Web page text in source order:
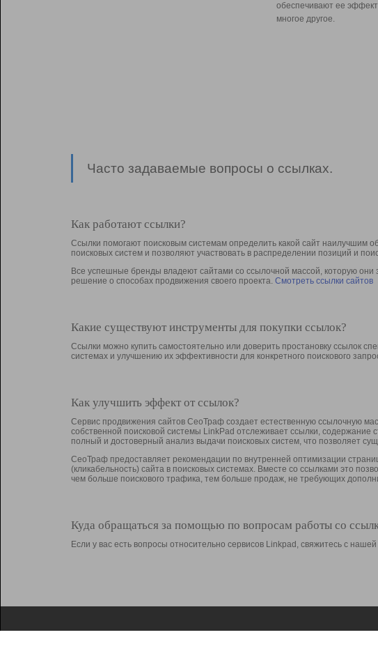
обеспечивают ее
многое другое.
Часто задаваемые вопросы о ссылках.
Как работают ссылки?
Ссылки помогают поисковым системам определить какой сайт наилучшим
поисковых систем и позволяют участвовать в раcпределении позиций и
Все успешные бренды владеют сайтами со ссылочной массой, которую они
решение о способах продвижения своего проекта. Смотреть ссылки сайтов
Какие существуют инструменты для покупки ссылок?
Ссылки можно купить самостоятельно или доверить простановку ссылок
системах и улучшению их эффективности для конкретного поискового
Как улучшить эффект от ссылок?
Сервис продвижения сайтов СеоТраф создает естественную ссылочную
собственной поисковой системы LinkPad отслеживает ссылки,
полный и достоверный анализ выдачи поисковых систем, что позволяет
СеоТраф предоставляет рекомендации по внутренней оптимизации
(кликабельность) сайта в поисковых системах. Вместе со ссылками это
чем больше поискового трафика, тем больше продаж, не требующих
Куда обращаться за помощью по вопросам работы со
Если у вас есть вопросы относительно сервисов Linkpad, свяжитесь с